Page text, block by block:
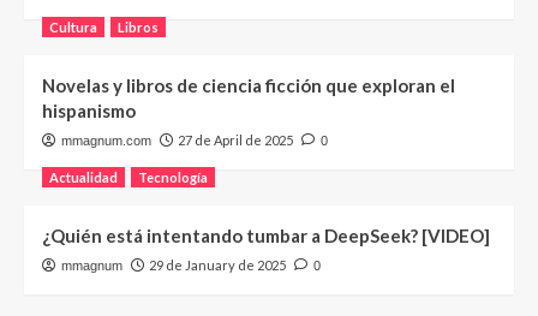
Cultura Libros
Novelas y libros de ciencia ficción que exploran el
hispanismo
mmagnum.com 27 de April de 2025 0
Actualidad Tecnología
¿Quién está intentando tumbar a DeepSeek? [VIDEO]
mmagnum 29 de January de 2025 0